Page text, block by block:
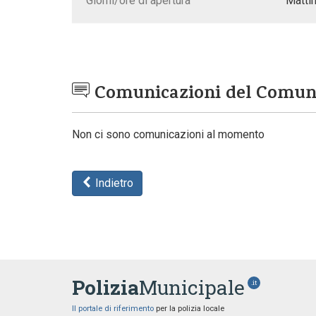
Comunicazioni del
Non ci sono comunicazioni al momento
Indietro
PoliziaMunicipale .it
Il portale di riferimento per la polizia locale